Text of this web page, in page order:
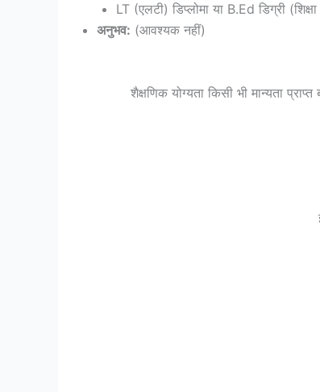
LT (एलटी) डिप्लोमा या B.Ed डिग्री
अनुभव: (आवश्यक नहीं)
शैक्षणिक योग्यता किसी भी मान्यता